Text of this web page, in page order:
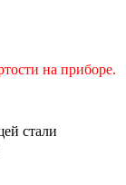
на приборе.
стали